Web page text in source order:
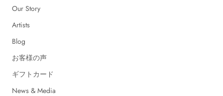
Our Story
Artists
Blog
お客様の声
ギフトカード
News & Media